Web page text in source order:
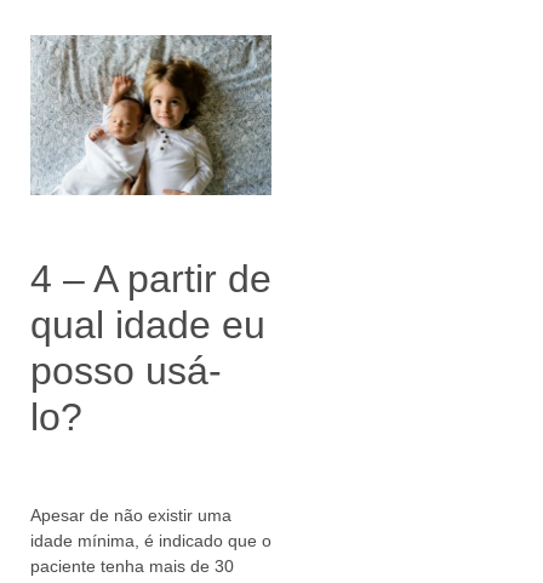
4 – A partir de
qual idade eu
posso usá-
lo?
Apesar de não existir uma
idade mínima, é indicado que o
paciente tenha mais de 30